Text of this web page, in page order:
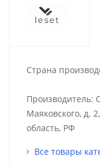
Страна
Производитель:
Маяковского, д.
область, РФ
Все товары